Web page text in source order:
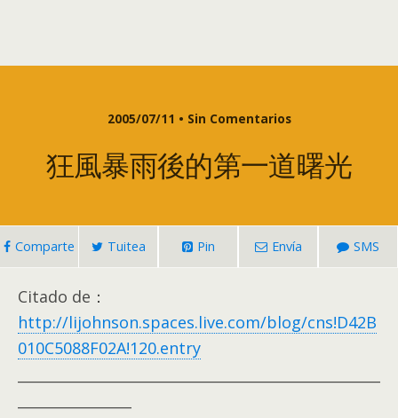
2005/07/11 • Sin Comentarios
狂風暴雨後的第一道曙光
Comparte Tuitea Pin Envía SMS
Citado de：
http://lijohnson.spaces.live.com/blog/cns!D42B
010C5088F02A!120.entry